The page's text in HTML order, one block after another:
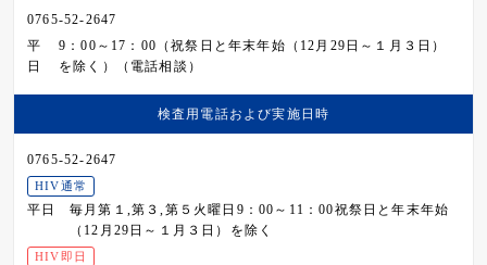
0765-52-2647
平
日
9：00～17：00（祝祭日と年末年始（12月29日～１月３日）
を除く）（電話相談）
検査用電話および実施日時
0765-52-2647
HIV通常
平日
毎月第１,第３,第５火曜日9：00～11：00祝祭日と年末年始
（12月29日～１月３日）を除く
HIV即日